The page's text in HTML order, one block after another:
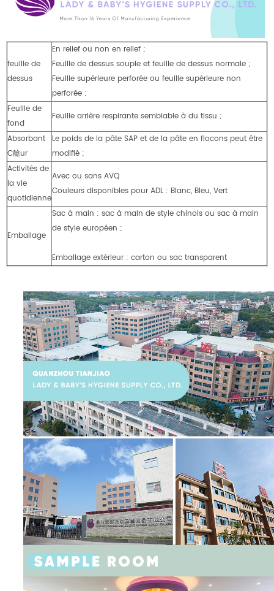
feuille de
dessus
En relief ou non en relief ;
Feuille de dessus souple et feuille de dessus normale ;
Feuille supérieure perforée ou feuille supérieure non
perforée ;
Feuille de
fond
Feuille arrière respirante semblable à du tissu ;
Absorbant
C艙ur
Le poids de la pâte SAP et de la pâte en flocons peut être
modifié ;
Activités de
la vie
quotidienne
Avec ou sans AVQ
Couleurs disponibles pour ADL : Blanc, Bleu, Vert
Emballage
Sac à main : sac à main de style chinois ou sac à main
de style européen ;
Emballage extérieur : carton ou sac transparent